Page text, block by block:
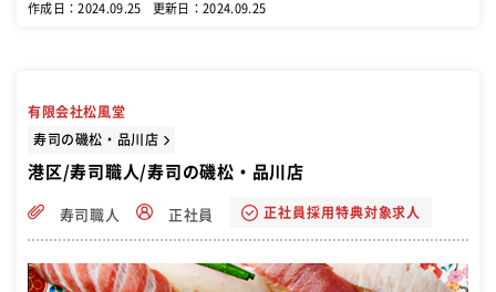
作成日：2024.09.25 更新日：2024.09.25
有限会社松風堂
寿司の磯松・品川店
港区/寿司職人/寿司の磯松・品川店
寿司職人 正社員 正社員採用特典対象求人